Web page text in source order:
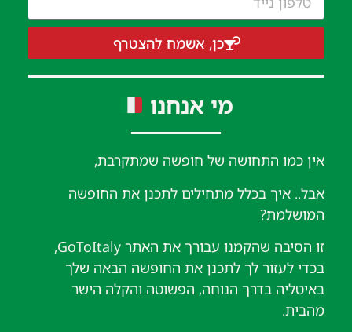
כן, אשמח להצטרף
מי אנחנו
אין כמו התחושה של חופשה שמתקרבת,
אבל.. איך בכלל מתחילים לתכנן את החופשה
המושלמת?
זו הסיבה שהקמנו עבורך את האתר GoToItaly,
בכדי לעזור לך לתכנן את החופשה הבאה שלך
באיטליה בדרך הנוחה, הפשוטה והקלה הישר
מהבית.